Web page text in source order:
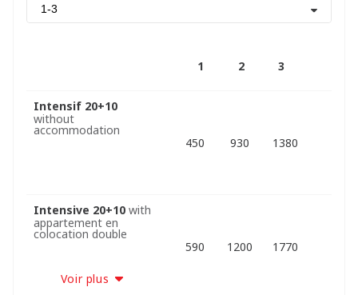
1-3
Intensif 20+10
without
accommodation
Intensive 20+10with
appartement en
colocation double
Voir plus
1 2 3
450 930 1380
590 1200 1770